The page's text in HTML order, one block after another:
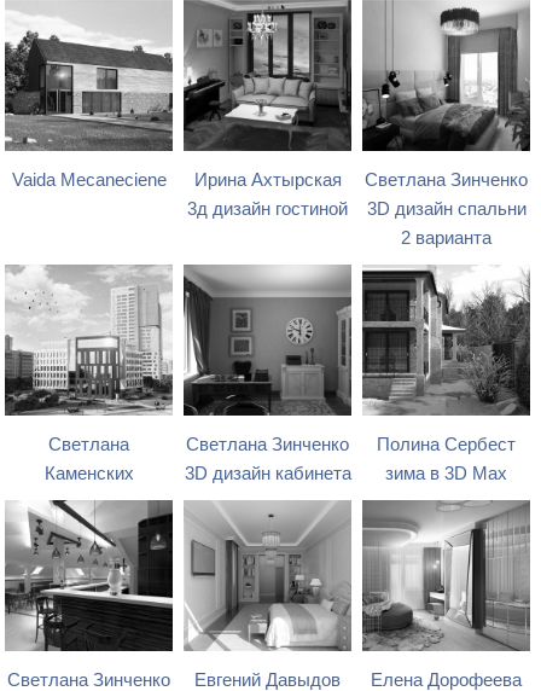
Vaida Mecaneciene
Ирина Ахтырская
3д дизайн гостиной
Светлана Зинченко
3D дизайн спальни
2 варианта
Светлана
Каменских
Светлана Зинченко
3D дизайн кабинета
Полина Сербест
зима в 3D Max
Светлана Зинченко
Евгений Давыдов
Елена Дорофеева